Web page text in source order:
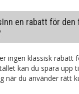
en rabatt för den
ingen klassisk rabatt
kan du spara upp
när du använder rätt